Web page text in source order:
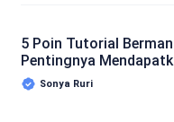
5 Poin Tutorial
Pentingnya
Sonya Ruri